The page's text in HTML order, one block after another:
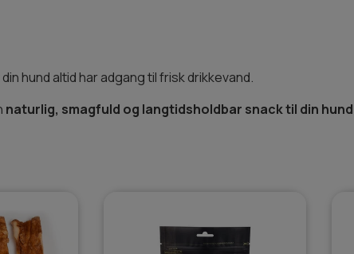
hund altid har adgang til frisk drikkevand.
naturlig, smagfuld og langtidsholdbar snack til din hund